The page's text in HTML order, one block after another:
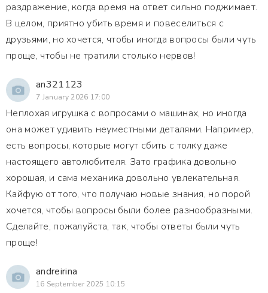
раздражение, когда время на ответ сильно поджимает.
В целом, приятно убить время и повеселиться с
друзьями, но хочется, чтобы иногда вопросы были чуть
проще, чтобы не тратили столько нервов!
an321123
7 January 2026 17:00
Неплохая игрушка с вопросами о машинах, но иногда
она может удивить неуместными деталями. Например,
есть вопросы, которые могут сбить с толку даже
настоящего автолюбителя. Зато графика довольно
хорошая, и сама механика довольно увлекательная.
Кайфую от того, что получаю новые знания, но порой
хочется, чтобы вопросы были более разнообразными.
Сделайте, пожалуйста, так, чтобы ответы были чуть
проще!
andreirina
16 September 2025 10:15